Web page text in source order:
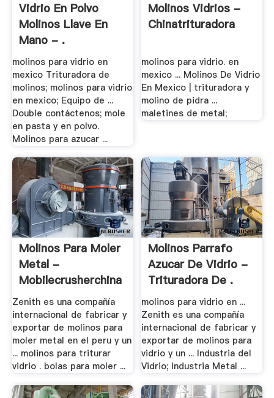
Vidrio En Polvo
Molinos Llave En
Mano - .
molinos para vidrio en
mexico Trituradora de
molinos; molinos para vidrio
en mexico; Equipo de ...
Double contáctenos; mole
en pasta y en polvo.
Molinos para azucar ...
Molinos Vidrios -
Chinatrituradora
molinos para vidrio. en
mexico ... Molinos De Vidrio
En Mexico | trituradora y
molino de pidra ...
maletines de metal;
Molinos Para Moler
Metal -
Mobilecrusherchina
Zenith es una compañía
internacional de fabricar y
exportar de molinos para
moler metal en el peru y un
... molinos para triturar
vidrio . bolas para moler ...
Molinos Parrafo
Azucar De Vidrio -
Trituradora De .
molinos para vidrio en ...
Zenith es una compañía
internacional de fabricar y
exportar de molinos para
vidrio y un ... Industria del
Vidrio; Industria Metal ...